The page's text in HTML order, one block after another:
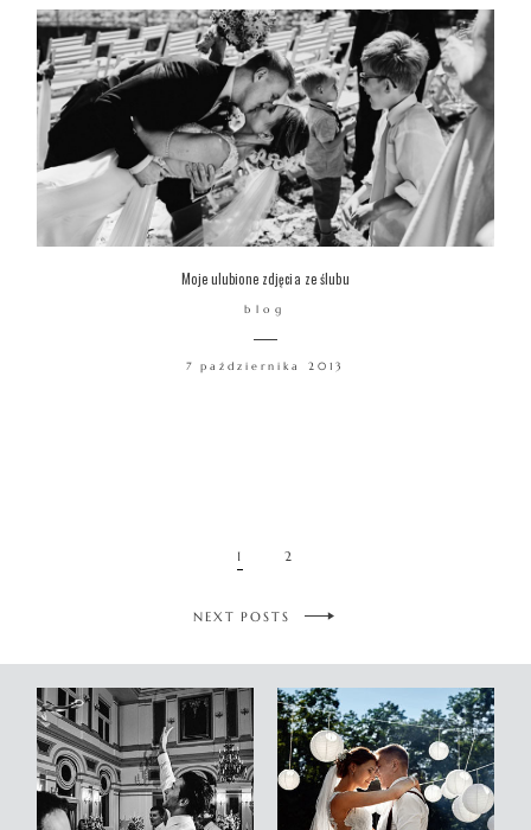
Moje ulubione zdjęcia ze ślubu
blog
7 października 2013
1 2
NEXT POSTS